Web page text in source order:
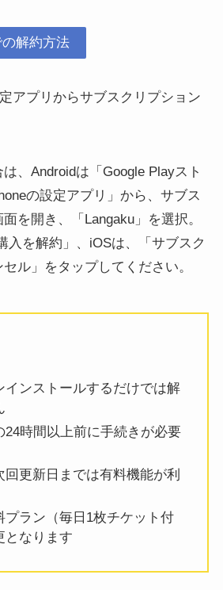
解約方法
アプリからサブスクリプション
は、Androidは「Google Playスト
の設定アプリ」から、サブス
を開き、「Langaku」を選択。
入を解約」、iOSは、「サブスク
ル」をタップしてください。
インストールするだけでは解
24時間以上前に手続きが必要
回更新日までは有料機能が利
プラン（毎日1枚チケット付
となります